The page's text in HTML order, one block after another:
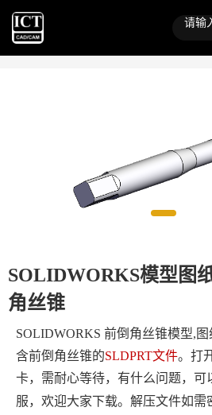
SOLIDWORKS模型图
角丝锥
SOLIDWORKS 前倒角丝锥模型,
含前倒角丝锥的SLDPRT文件。打
卡，需耐心等待，有什么问题，可
服，欢迎大家下载。解压文件如需